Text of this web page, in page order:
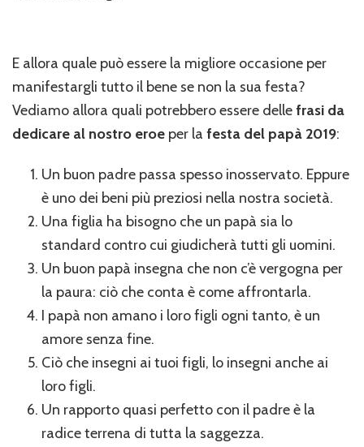
E allora quale può essere la migliore occasione per
manifestargli tutto il bene se non la sua festa?
Vediamo allora quali potrebbero essere dellefrasi da
dedicare al nostro eroe per la festa del papà 2019:
Un buon padre passa spesso inosservato. Eppure
è uno dei beni più preziosi nella nostra società.
Una figlia ha bisogno che un papà sia lo
standard contro cui giudicherà tutti gli uomini.
Un buon papà insegna che non c’è vergogna per
la paura: ciò che conta è come affrontarla.
I papà non amano i loro figli ogni tanto, è un
amore senza fine.
Ciò che insegni ai tuoi figli, lo insegni anche ai
loro figli.
Un rapporto quasi perfetto con il padre è la
radice terrena di tutta la saggezza.